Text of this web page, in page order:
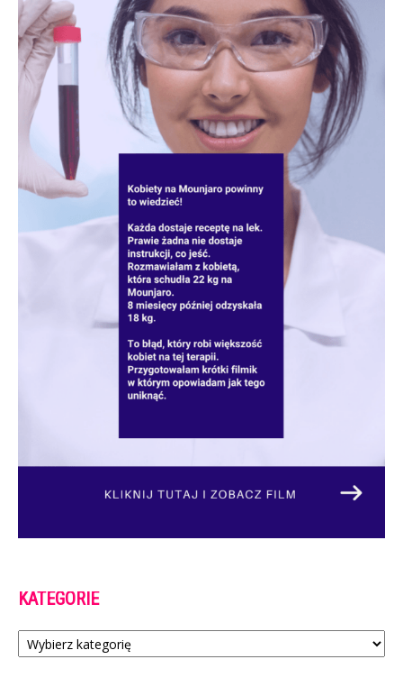
KATEGORIE
Kategorie